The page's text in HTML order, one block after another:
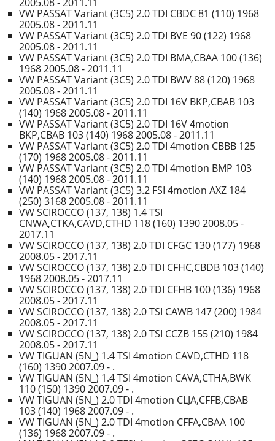
VW PASSAT Variant (3C5) 2.0 TDI CBDC 81 (110) 1968
2005.08 - 2011.11
VW PASSAT Variant (3C5) 2.0 TDI BVE 90 (122) 1968
2005.08 - 2011.11
VW PASSAT Variant (3C5) 2.0 TDI BMA,CBAA 100 (136)
1968 2005.08 - 2011.11
VW PASSAT Variant (3C5) 2.0 TDI BWV 88 (120) 1968
2005.08 - 2011.11
VW PASSAT Variant (3C5) 2.0 TDI 16V BKP,CBAB 103
(140) 1968 2005.08 - 2011.11
VW PASSAT Variant (3C5) 2.0 TDI 16V 4motion
BKP,CBAB 103 (140) 1968 2005.08 - 2011.11
VW PASSAT Variant (3C5) 2.0 TDI 4motion CBBB 125
(170) 1968 2005.08 - 2011.11
VW PASSAT Variant (3C5) 2.0 TDI 4motion BMP 103
(140) 1968 2005.08 - 2011.11
VW PASSAT Variant (3C5) 3.2 FSI 4motion AXZ 184
(250) 3168 2005.08 - 2011.11
VW SCIROCCO (137, 138) 1.4 TSI
CNWA,CTKA,CAVD,CTHD 118 (160) 1390 2008.05 -
2017.11
VW SCIROCCO (137, 138) 2.0 TDI CFGC 130 (177) 1968
2008.05 - 2017.11
VW SCIROCCO (137, 138) 2.0 TDI CFHC,CBDB 103 (140)
1968 2008.05 - 2017.11
VW SCIROCCO (137, 138) 2.0 TDI CFHB 100 (136) 1968
2008.05 - 2017.11
VW SCIROCCO (137, 138) 2.0 TSI CAWB 147 (200) 1984
2008.05 - 2017.11
VW SCIROCCO (137, 138) 2.0 TSI CCZB 155 (210) 1984
2008.05 - 2017.11
VW TIGUAN (5N_) 1.4 TSI 4motion CAVD,CTHD 118
(160) 1390 2007.09 - .
VW TIGUAN (5N_) 1.4 TSI 4motion CAVA,CTHA,BWK
110 (150) 1390 2007.09 - .
VW TIGUAN (5N_) 2.0 TDI 4motion CLJA,CFFB,CBAB
103 (140) 1968 2007.09 - .
VW TIGUAN (5N_) 2.0 TDI 4motion CFFA,CBAA 100
(136) 1968 2007.09 - .